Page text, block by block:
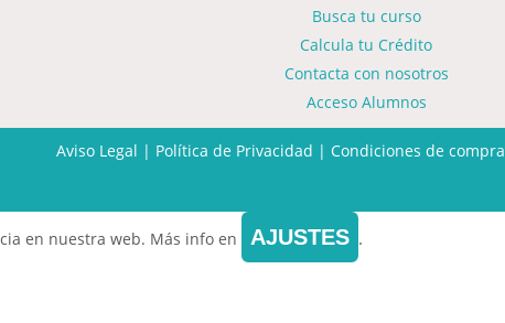
Busca tu curso
Calcula tu Crédito
Contacta con nosotros
Acceso Alumnos
Aviso Legal | Política de Privacidad |Condiciones de compra
en nuestra web. Más info en AJUSTES .